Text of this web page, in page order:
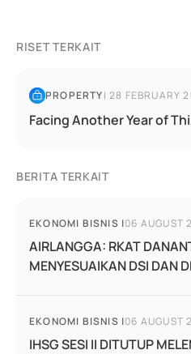
RISET TERKAIT
PROPERTY|28 FEBRUARY
Facing Another Year of
BERITA TERKAIT
EKONOMI BISNIS |06 AUGUST
AIRLANGGA: RKAT
MENYESUAIKAN DSI DAN
EKONOMI BISNIS |06 AUGUST
IHSG SESI II DITUTUP